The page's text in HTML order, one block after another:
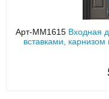
Арт-ММ1615 Входная
вставками,